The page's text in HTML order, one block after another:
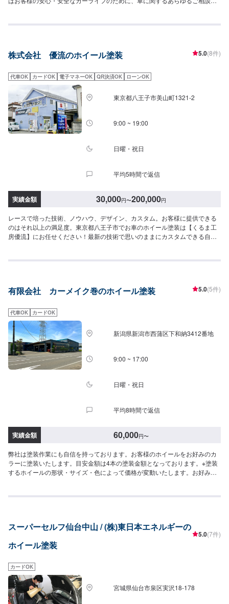
ンス、修理、保険相談まであらゆるご要望にお応えします。これからも信頼
ご納得いただければ作業開始【4】仕上がり次第納車-----納期について-----納
す。予めご了承ください。-----ご来店時の注意、受付方法-----入庫の際はお気
をつけてお越しください。駐車スペースは事務所前の空いているスペースに
駐車してください。受付はスタッフへ「メンテモで予約しました」とお伝え
ください。ご案内いたします。【定休日・営業時間】定休日：日曜日、祝
日、第二土曜日営業時間：8:30~17:30
株式会社 優流のホイール塗装 5.0(8件)
代車OK カードOK 電子マネーOK QR決済OK ローンOK
東京都八王子市美山町1321-2
9:00 ~ 19:00
日曜・祝日
平均5時間で返信
実績金額 30,000円〜200,000円
レースで培った技術、ノウハウ、デザイン、カスタム。お客様に提供できる
のはそれ以上の満足度。東京都八王子市でお車のホイール塗装は【くるま工
房優流】にお任せください！最新の技術で思いのままにカスタムできる自由
しながら車両のカスタム、チューンアップを研究して自社の技術へ取り込ん
ーティングは、塗装によって植毛の風合いを再現するトップコーティング用
上げやよりソフトな触感仕上げなど、多彩な質感を得られる点が特徴で耐光
性にも優れています。基本となる8種類の色を混ぜることにより、お好みの色
にアレンジすることが可能です。汚れた車内をリフレッシュしたいとき、夏
の暑さや冬の冷たさの低減にも効果があり、従来の塗装や貼りとは全く違っ
た空間を体感できます。✔️ラバーディップRubberDipは塗って守ってはがせ
る塗装。認定店の研修と認可を受けたショップにしか施工はできません。手
軽にカラーチェンジを楽しむために開発された特殊な塗料は、継ぎ目のない
トをプラスすることで衝撃吸収性が向上し、塗膜の欠けやヒビにも強いカラ
ーチェンジ後のボディに与えてくれます。【くるま工房優流のモットー】・
もてなしをすると言う謙虚な姿勢で応対する。私たちの企業理念は基本中の
基本かもしれません。それでも実直に着実に真っすぐに基本へこだわりたい
【3】ご要望を確認・お見積もりや相談【4】作業内容や見積にご納得いただ
けた場合作業開始【5】納車・お支払い【定休日・営業時間】定休日：日曜・
祝日営業時間：9:00~19:00
有限会社 カーメイク巻のホイール塗装 5.0(5件)
代車OK カードOK
新潟県新潟市西蒲区下和納3412番地
9:00 ~ 17:00
日曜・祝日
平均8時間で返信
実績金額 60,000円〜
弊社は塗装作業にも自信を持っております。お客様のホイールをお好みのカ
ラーに塗装いたします。目安金額は4本の塗装金額となっております。※塗装
するホイールの形状・サイズ・色によって価格が変動いたします。お好みの
ご安心ください。無料の代車をご用意可能です。(代車参考車種)トヨタパッソ
スーパーセルフ仙台中山 / (株)東日本エネルギーの
ホイール塗装
5.0(7件)
カードOK
宮城県仙台市泉区実沢18-178